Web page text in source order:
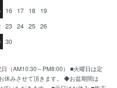
16 17 18 19
23 24 25 26
30
（AM10:30～PM8:00） ■火曜日は定
休みさせて頂きます。 ◆お盆期間は